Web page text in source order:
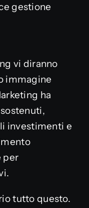
gestione
vi diranno
immagine
ha
investimenti e
per
tutto questo.